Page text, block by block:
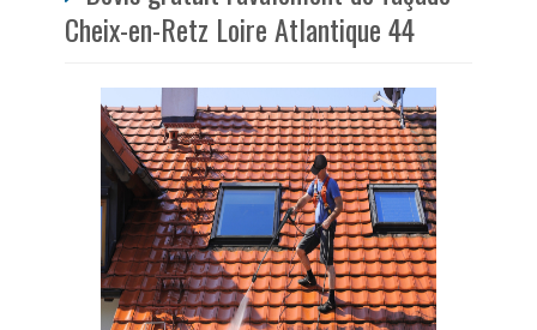
Cheix-en-Retz Loire Atlantique 44